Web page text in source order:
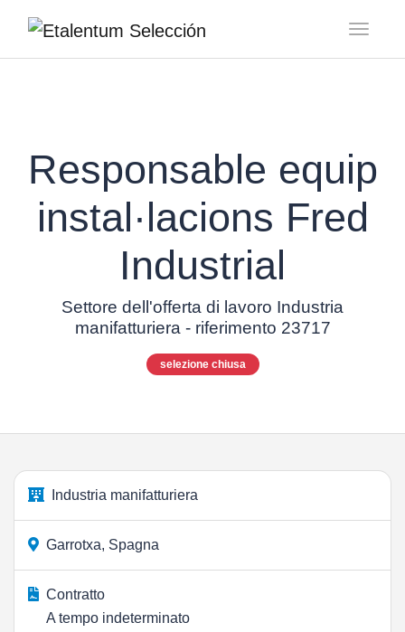
Responsable equip
instal·lacions Fred
Industrial
Settore dell'offerta di lavoro Industria
manifatturiera - riferimento 23717
selezione chiusa
Industria manifatturiera
Garrotxa, Spagna
Contratto
A tempo indeterminato